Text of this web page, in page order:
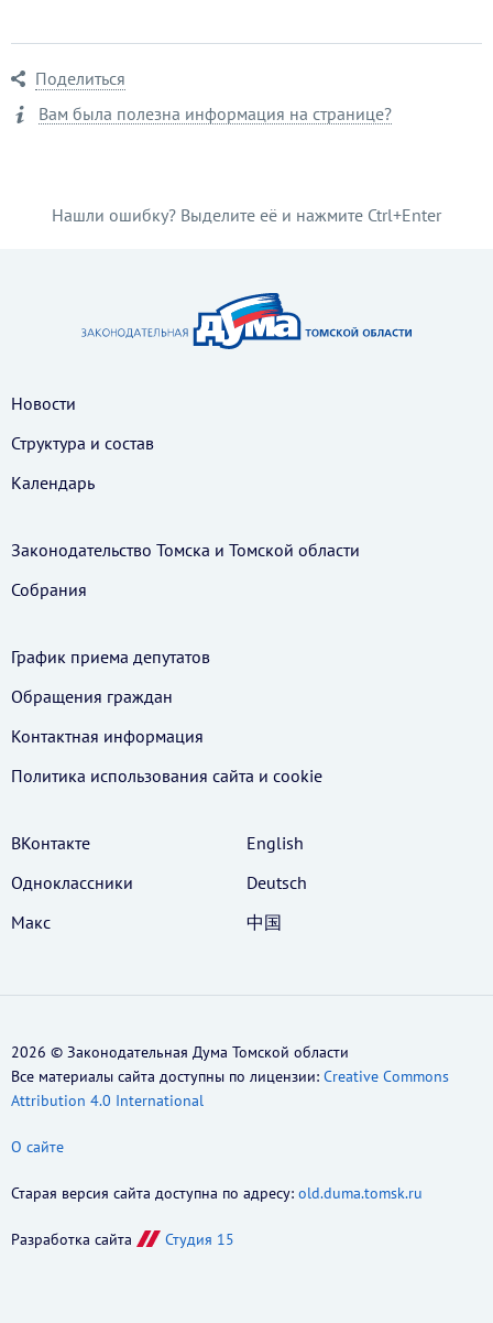
Поделиться
Вам была полезна информация на странице?
Нашли ошибку? Выделите её и нажмите Ctrl+Enter
Новости
Структура и состав
Календарь
Законодательство Томска и Томской области
Собрания
График приема депутатов
Обращения граждан
Контактная информация
Политика использования cайта и cookie
ВКонтакте
Одноклассники
Макс
English
Deutsch
中国
2026 © Законодательная Дума Томской области
Все материалы сайта доступны по лицензии: Creative Commons
Attribution 4.0 International
О сайте
Старая версия сайта доступна по адресу: old.duma.tomsk.ru
Разработка сайта Студия 15